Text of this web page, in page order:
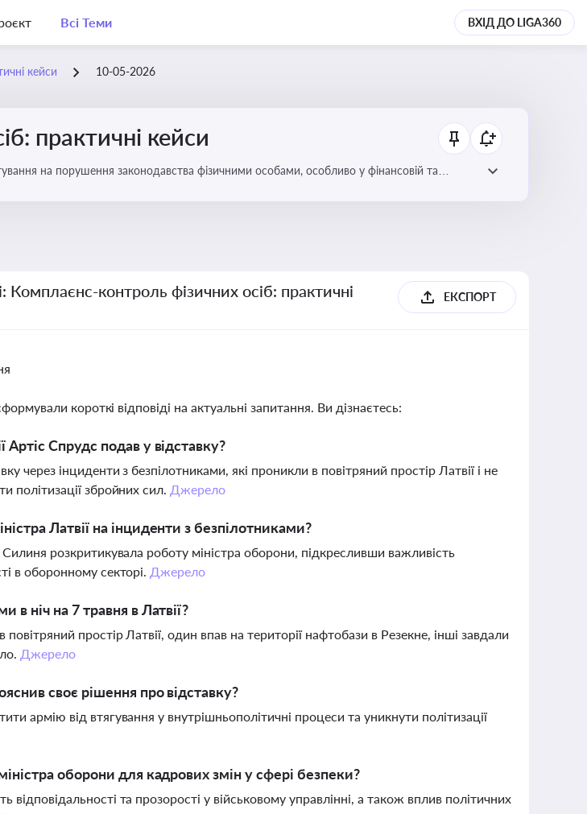
Всі Теми ВХІД ДО LIGA360
кейси 10-05-2026
практичні кейси
на порушення законодавства фізичними особами, особливо у фінансовій та
контроль фізичних осіб: практичні
ЕКСПОРТ
короткі відповіді на актуальні запитання. Ви дізнаєтесь:
Артіс Спрудс подав у відставку?
через інциденти з безпілотниками, які проникли в повітряний простір Латвії і не
політизації збройних сил. Джерело
Латвії на інциденти з безпілотниками?
Силиня розкритикувала роботу міністра оборони, підкресливши важливість
в оборонному секторі. Джерело
в ніч на 7 травня в Латвії?
повітряний простір Латвії, один впав на території нафтобази в Резекне, інші завдали
Джерело
своє рішення про відставку?
армію від втягування у внутрішньополітичні процеси та уникнути політизації
оборони для кадрових змін у сфері безпеки?
відповідальності та прозорості у військовому управлінні, а також вплив політичних